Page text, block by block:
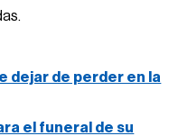
dejar de perder en la
el funeral de su